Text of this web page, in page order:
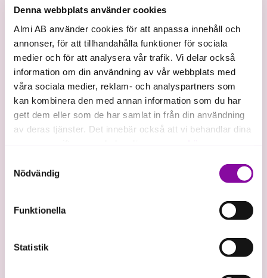
Denna webbplats använder cookies
Almi AB använder cookies för att anpassa innehåll och
annonser, för att tillhandahålla funktioner för sociala
medier och för att analysera vår trafik. Vi delar också
information om din användning av vår webbplats med
våra sociala medier, reklam- och analyspartners som
kan kombinera den med annan information som du har
gett dem eller som de har samlat in från din användning
av deras tjänster. Det innebär också att vi behandlar dina
Om du klickar på avvisa kommer användning av kakor
eller delning av information enligt ovan, inte att ske,
förutom för kakor som är nödvändiga för att hemsidan
ska fungera se mer under inställningar.
Nödvändig
Funktionella
Statistik
4,0
investerat kapital
995
stycken
bolag Almi Invest
investerat i
619
Exiterade bolag
1 600
600